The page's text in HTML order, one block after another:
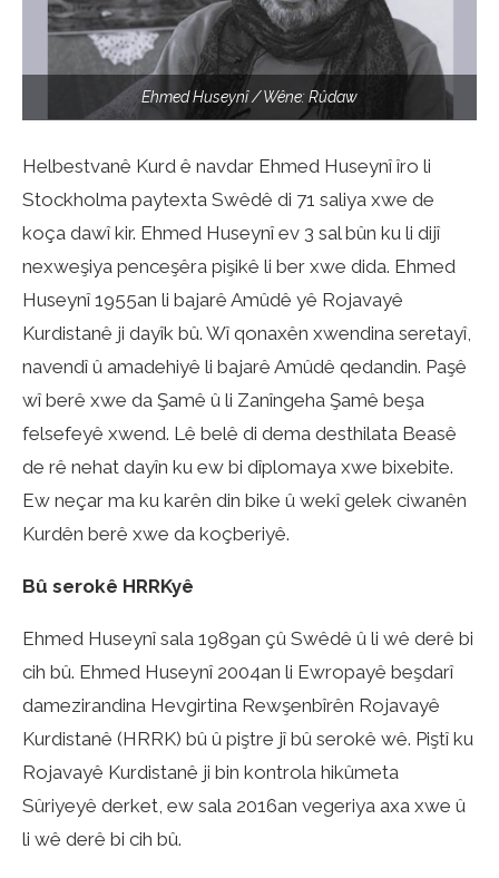
Ehmed Huseynî / Wêne: Rûdaw
Helbestvanê Kurd ê navdar Ehmed Huseynî îro li
Stockholma paytexta Swêdê di 71 saliya xwe de
koça dawî kir. Ehmed Huseynî ev 3 sal bûn ku li dijî
nexweşiya penceşêra pişikê li ber xwe dida. Ehmed
Huseynî 1955an li bajarê Amûdê yê Rojavayê
Kurdistanê ji dayîk bû. Wî qonaxên xwendina seretayî,
navendî û amadehiyê li bajarê Amûdê qedandin. Paşê
wî berê xwe da Şamê û li Zanîngeha Şamê beşa
felsefeyê xwend. Lê belê di dema desthilata Beasê
de rê nehat dayîn ku ew bi dîplomaya xwe bixebite.
Ew neçar ma ku karên din bike û wekî gelek ciwanên
Kurdên berê xwe da koçberiyê.
Bû serokê HRRKyê
Ehmed Huseynî sala 1989an çû Swêdê û li wê derê bi
cih bû. Ehmed Huseynî 2004an li Ewropayê beşdarî
damezirandina Hevgirtina Rewşenbîrên Rojavayê
Kurdistanê (HRRK) bû û piştre jî bû serokê wê. Piştî ku
Rojavayê Kurdistanê ji bin kontrola hikûmeta
Sûriyeyê derket, ew sala 2016an vegeriya axa xwe û
li wê derê bi cih bû.